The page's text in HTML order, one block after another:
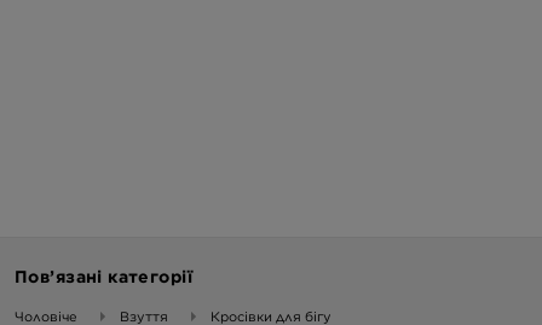
Пов’язані категорії
Чоловіче Взуття Кросівки для бігу